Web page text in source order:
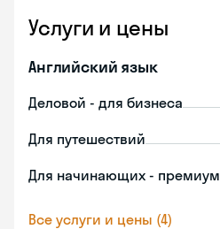
Услуги и цены
Английский язык
Деловой - для бизнеса
Для путешествий
Для начинающих - премиум
Все услуги и цены (4)